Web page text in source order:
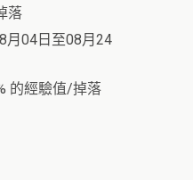
落
月04日至08月24
的經驗值/掉落